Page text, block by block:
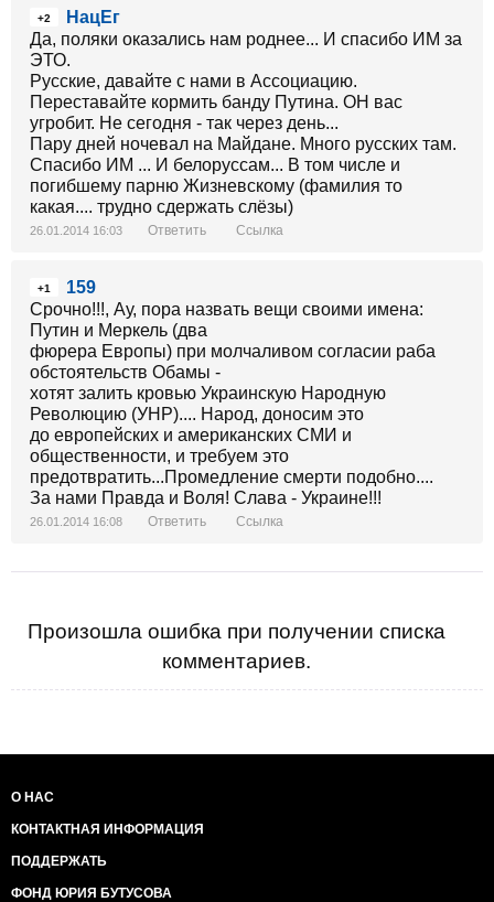
+2
НацЕг
Да, поляки оказались нам роднее... И спасибо ИМ за
ЭТО.
Русские, давайте с нами в Ассоциацию.
Переставайте кормить банду Путина. ОН вас
угробит. Не сегодня - так через день...
Пару дней ночевал на Майдане. Много русских там.
Спасибо ИМ ... И белоруссам... В том числе и
погибшему парню Жизневскому (фамилия то
какая.... трудно сдержать слёзы)
26.01.2014 16:03 Ответить Ссылка
+1
159
Срочно!!!, Ау, пора назвать вещи своими имена:
Путин и Меркель (два
фюрера Европы) при молчаливом согласии раба
обстоятельств Обамы -
хотят залить кровью Украинскую Народную
Революцию (УНР).... Народ, доносим это
до европейских и американских СМИ и
общественности, и требуем это
предотвратить...Промедление смерти подобно....
За нами Правда и Воля! Слава - Украине!!!
26.01.2014 16:08 Ответить Ссылка
Произошла ошибка при получении списка
комментариев.
О НАС
КОНТАКТНАЯ ИНФОРМАЦИЯ
ПОДДЕРЖАТЬ
ФОНД ЮРИЯ БУТУСОВА